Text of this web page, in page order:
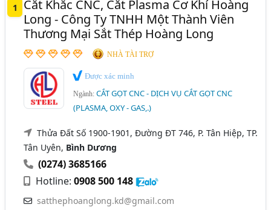
Cắt Plasma (11)
Thừa Thiên Huế
Tuyên Quang
Vĩnh Phúc
Bạc Liêu
Bắc Giang Bình Định
Gia Lai
Hà Nam
Hải Dương Long An
Ninh Thuận
Quảng Ngãi
1
Cắt Khắc CNC, Cắt Plasma Cơ Khí Hoàng
Long - Công Ty TNHH Một Thành Viên
Thương Mại Sắt Thép Hoàng Long
NHÀ TÀI TRỢ
Được xác minh
Ngành:CẮT GỌT CNC - DỊCH VỤ CẮT GỌT CNC
(PLASMA, OXY - GAS,.)
Thửa Đất Số 1900-1901, Đường ĐT 746, P. Tân Hiệp, TP.
Tân Uyên, Bình Dương
(0274) 3685166
Hotline:0908 500 148
satthephoanglong.kd@gmail.com